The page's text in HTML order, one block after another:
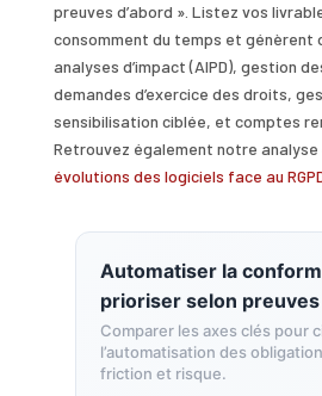
preuves d’abord ». Listez vos
consomment du temps et génèrent
analyses d’impact (AIPD), gestion
demandes d’exercice des droits,
sensibilisation ciblée, et comptes
Retrouvez également notre
évolutions des logiciels face au
Automatiser la
prioriser selon
Comparer les axes clés pour
l’automatisation des
friction et risque.